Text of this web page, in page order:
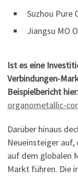
Suzhou Pure
Jiangsu MO
Ist es eine
Verbindungen-
Beispielbericht
organometallic-
Darüber hinaus
Neueinsteiger auf,
auf dem globalen
Markt führen. Die